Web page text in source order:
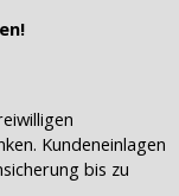
Kundeneinlagen
bis zu